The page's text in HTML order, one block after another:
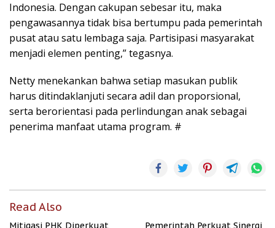
Indonesia. Dengan cakupan sebesar itu, maka
pengawasannya tidak bisa bertumpu pada pemerintah
pusat atau satu lembaga saja. Partisipasi masyarakat
menjadi elemen penting,” tegasnya.
Netty menekankan bahwa setiap masukan publik
harus ditindaklanjuti secara adil dan proporsional,
serta berorientasi pada perlindungan anak sebagai
penerima manfaat utama program. #
Read Also
Mitigasi PHK Diperkuat Pemerintah Perkuat Sinergi